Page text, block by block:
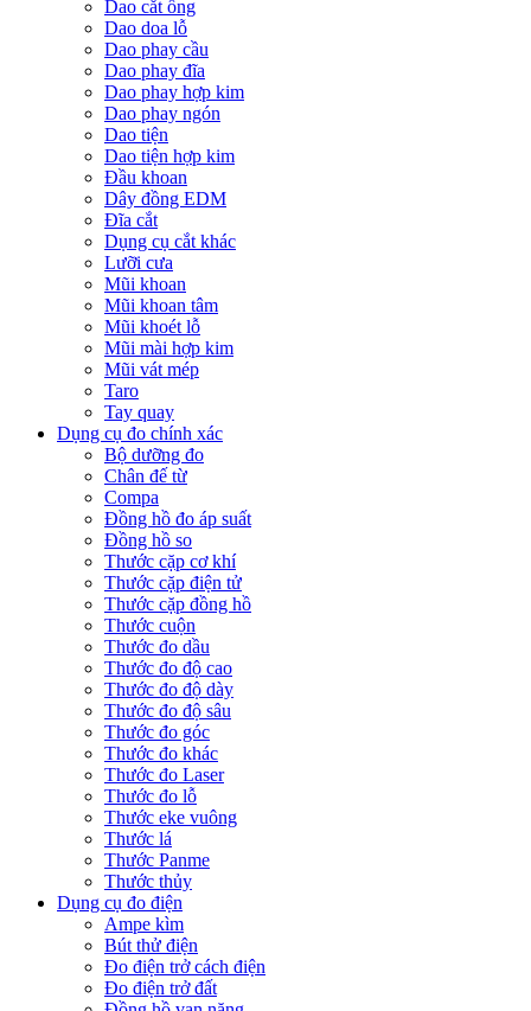
Dao cắt ống
Dao doa lỗ
Dao phay cầu
Dao phay đĩa
Dao phay hợp kim
Dao phay ngón
Dao tiện
Dao tiện hợp kim
Đầu khoan
Dây đồng EDM
Đĩa cắt
Dụng cụ cắt khác
Lưỡi cưa
Mũi khoan
Mũi khoan tâm
Mũi khoét lỗ
Mũi mài hợp kim
Mũi vát mép
Taro
Tay quay
Dụng cụ đo chính xác
Bộ dưỡng đo
Chân đế từ
Compa
Đồng hồ đo áp suất
Đồng hồ so
Thước cặp cơ khí
Thước cặp điện tử
Thước cặp đồng hồ
Thước cuộn
Thước đo dầu
Thước đo độ cao
Thước đo độ dày
Thước đo độ sâu
Thước đo góc
Thước đo khác
Thước đo Laser
Thước đo lỗ
Thước eke vuông
Thước lá
Thước Panme
Thước thủy
Dụng cụ đo điện
Ampe kìm
Bút thử điện
Đo điện trở cách điện
Đo điện trở đất